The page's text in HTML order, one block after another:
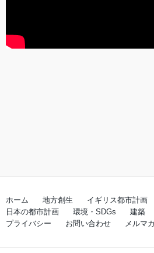
ホーム 地方創生 イギリス都市計画
日本の都市計画
環境・SDGs 建築
プライバシー
お問い合わせ メルマ